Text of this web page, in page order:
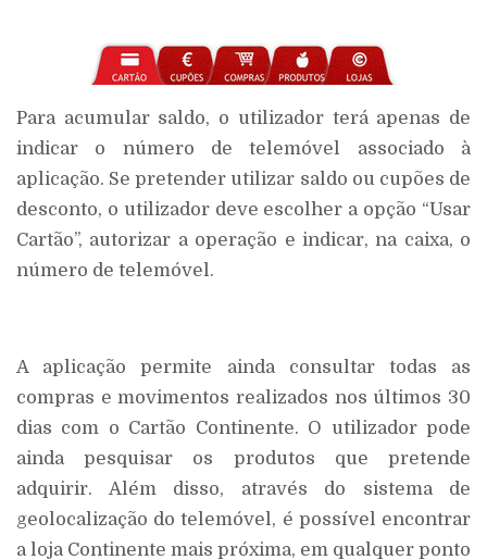
Para acumular saldo, o utilizador terá apenas de
indicar o número de telemóvel associado à
aplicação. Se pretender utilizar saldo ou cupões de
desconto, o utilizador deve escolher a opção “Usar
Cartão”, autorizar a operação e indicar, na caixa, o
número de telemóvel.
A aplicação permite ainda consultar todas as
compras e movimentos realizados nos últimos 30
dias com o Cartão Continente. O utilizador pode
ainda pesquisar os produtos que pretende
adquirir. Além disso, através do sistema de
geolocalização do telemóvel, é possível encontrar
a loja Continente mais próxima, em qualquer ponto